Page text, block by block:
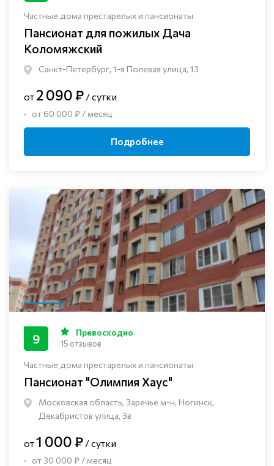
Частные дома престарелых и пансионаты
Пансионат для пожилых Дача
Коломяжский
Санкт-Петербург, 1-я Полевая улица, 13
от 2 090 ₽ / сутки
от 60 000 ₽ / месяц
Подробнее
Частные дома престарелых и пансионаты
Пансионат "Олимпия Хаус"
Московская область, Заречье м-н, Ногинск, ​
Декабристов улица, 3в
9 Превосходно
15 отзывов
от1 000 ₽ / сутки
от 30 000 ₽ / месяц